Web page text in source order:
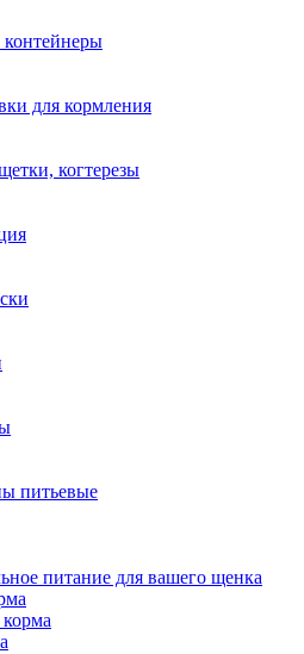
для кормления
когтерезы
питьевые
питание для вашего щенка